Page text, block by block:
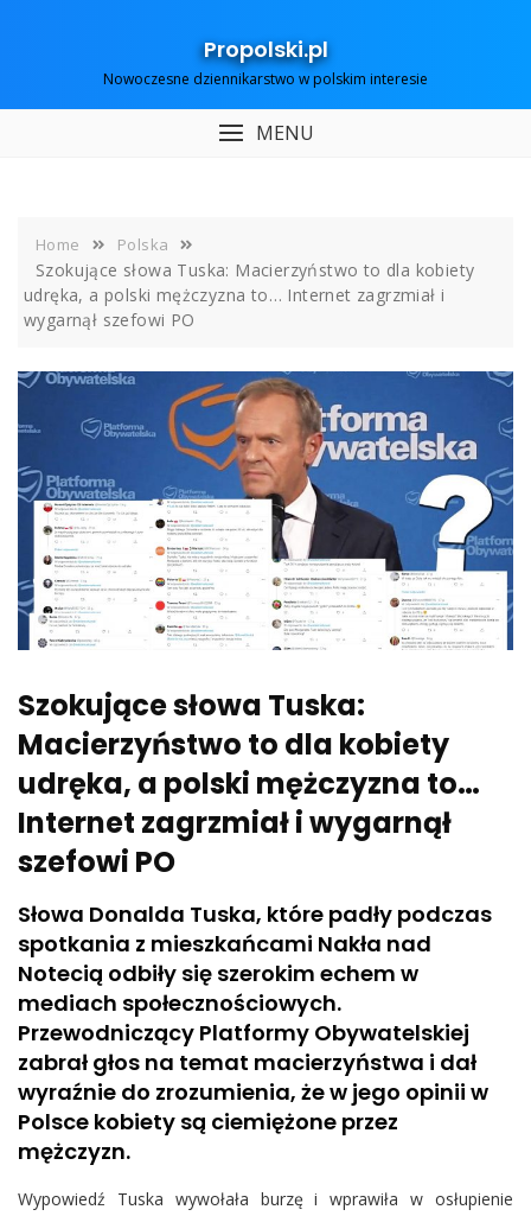
Propolski.pl
Nowoczesne dziennikarstwo w polskim interesie
MENU
Home Polska
Szokujące słowa Tuska: Macierzyństwo to dla kobiety
udręka, a polski mężczyzna to… Internet zagrzmiał i
wygarnął szefowi PO
Szokujące słowa Tuska:
Macierzyństwo to dla kobiety
udręka, a polski mężczyzna to…
Internet zagrzmiał i wygarnął
szefowi PO
Słowa Donalda Tuska, które padły podczas
spotkania z mieszkańcami Nakła nad
Notecią odbiły się szerokim echem w
mediach społecznościowych.
Przewodniczący Platformy Obywatelskiej
zabrał głos na temat macierzyństwa i dał
wyraźnie do zrozumienia, że w jego opinii w
Polsce kobiety są ciemiężone przez
mężczyzn.
Wypowiedź Tuska wywołała burzę i wprawiła w osłupienie